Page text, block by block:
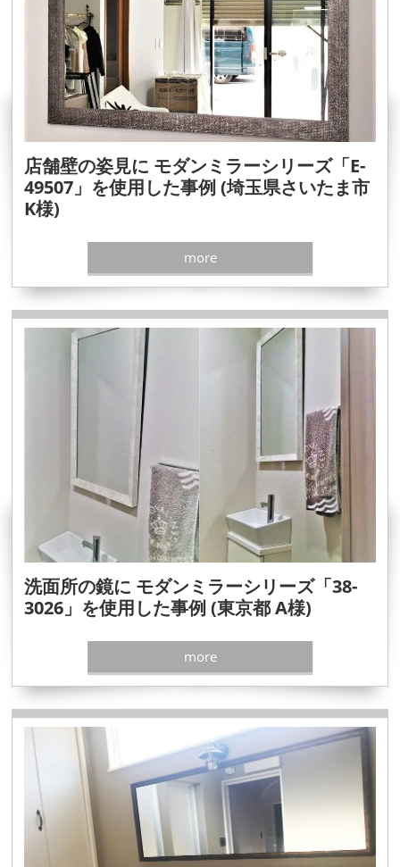
店舗壁の姿見に モダンミラーシリーズ「E-
49507」を使用した事例 (埼玉県さいたま市
K様)
more
洗面所の鏡に モダンミラーシリーズ「38-
3026」を使用した事例 (東京都 A様)
more